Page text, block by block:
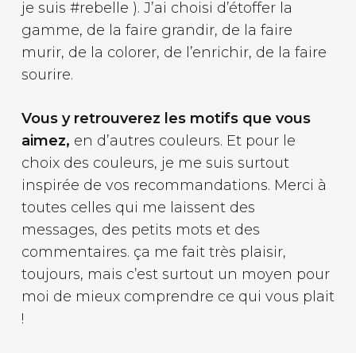
je suis #rebelle ). J’ai choisi d’étoffer la
gamme, de la faire grandir, de la faire
murir, de la colorer, de l’enrichir, de la faire
sourire.
Vous y retrouverez les motifs que vous
aimez, en d’autres couleurs. Et pour le
choix des couleurs, je me suis surtout
inspirée de vos recommandations. Merci à
toutes celles qui me laissent des
messages, des petits mots et des
commentaires. ça me fait très plaisir,
toujours, mais c’est surtout un moyen pour
moi de mieux comprendre ce qui vous plait
!